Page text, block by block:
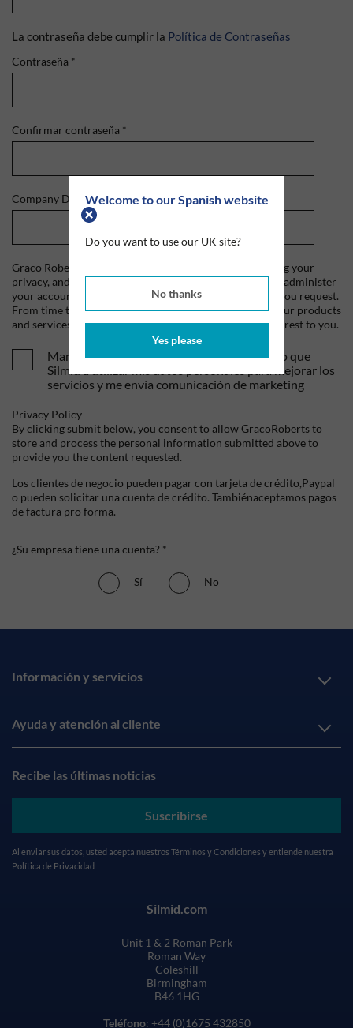
Welcome to our Spanish website
Do you want to use our UK site?
No thanks
Yes please
La contraseña debe cumplir la Política de Contraseñas
Contraseña *
Confirmar contraseña *
Company Domain*
Graco Roberts is committed to protecting and respecting your
privacy, and we'll only use your personal information to administer
your account and to provide the products and services you request.
From time to time, we would like to contact you about our products
and services, as well as other content that may be of interest to you.
Mandame tus ofertas y novedades. Entiendo que
Silmid a utilizar mis datos personales para mejorar los
servicios y me envía comunicación de marketing
Privacy Policy
By clicking submit below, you consent to allow GracoRoberts to
store and process the personal information submitted above to
provide you the content requested.
Los clientes de negocio pueden pagar con tarjeta de crédito,Paypal
o pueden solicitar una cuenta de crédito. Tambiénaceptamos pagos
de factura pro forma.
¿Su empresa tiene una cuenta? *
Sí No
Información y servicios
Ayuda y atención al cliente
Recibe las últimas noticias
Suscribirse
Al enviar sus datos, usted acepta nuestros Términos y Condiciones y entiende nuestra
Política de Privacidad
Silmid.com
Unit 1 & 2 Roman Park
Roman Way
Coleshill
Birmingham
B46 1HG
Teléfono: +44 (0)1675 432850